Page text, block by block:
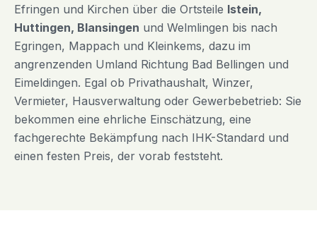
Efringen und Kirchen über die Ortsteile Istein,
Huttingen, Blansingen und Welmlingen bis nach
Egringen, Mappach und Kleinkems, dazu im
angrenzenden Umland Richtung Bad Bellingen und
Eimeldingen. Egal ob Privathaushalt, Winzer,
Vermieter, Hausverwaltung oder Gewerbebetrieb: Sie
bekommen eine ehrliche Einschätzung, eine
fachgerechte Bekämpfung nach IHK-Standard und
einen festen Preis, der vorab feststeht.